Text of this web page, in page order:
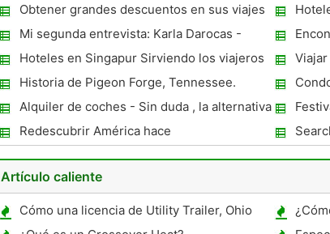
Obtener grandes descuentos en sus viajes
Mi segunda entrevista: Karla Darocas -
Canuck expatriados en España
Hoteles en Singapur Sirviendo los viajeros
de todas Presupuesto
Historia de Pigeon Forge, Tennessee.
Alquiler de coches - Sin duda , la alternativa
perfecta
The
Redescubrir América hace
Artículo caliente
Cómo una licencia de Utility Trailer, Ohio